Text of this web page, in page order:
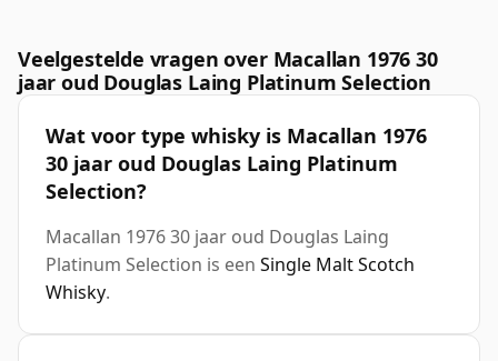
Veelgestelde vragen over Macallan 1976 30
jaar oud Douglas Laing Platinum Selection
Wat voor type whisky is Macallan 1976
30 jaar oud Douglas Laing Platinum
Selection?
Macallan 1976 30 jaar oud Douglas Laing
Platinum Selection is een Single Malt Scotch
Whisky.